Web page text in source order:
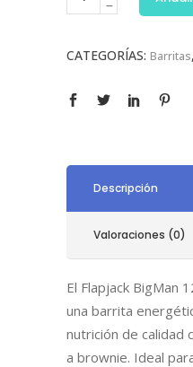
CATEGORÍAS: Barritas,
Descripción
Valoraciones (0)
El Flapjack BigMan
una barrita
nutrición de calidad
a brownie. Ideal